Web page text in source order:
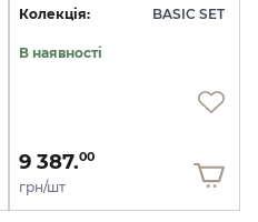
Колекція: BASIC SET
В наявності
9 387.00
грн/шт